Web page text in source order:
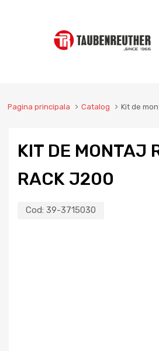
Pagina principala Catalog Kit de
KIT DE MONTAJ
RACK J200
Cod: 39-3715030